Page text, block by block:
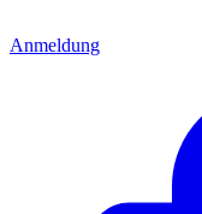
Anmeldung